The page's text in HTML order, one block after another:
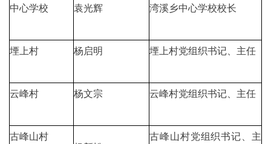
中心学校 袁光辉 湾溪乡中心学校校长
堙上村 杨启明 堙上村党组织书记、主任
云峰村 杨文宗 云峰村党组织书记、主任
古峰山村 古峰山村党组织书记、主